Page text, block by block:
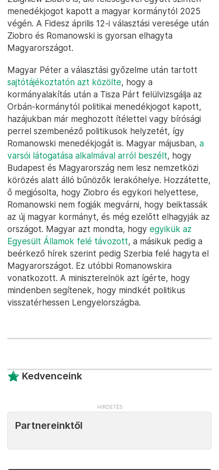
menedékjogot kapott a magyar kormánytól 2025
végén. A Fidesz április 12-i választási veresége után
Ziobro és Romanowski is gyorsan elhagyta
Magyarországot.
Magyar Péter a választási győzelme után tartott
sajtótájékoztatón azt közölte, hogy a
kormányalakítás után a Tisza Párt felülvizsgálja az
Orbán-kormánytól politikai menedékjogot kapott,
hazájukban már meghozott ítélettel vagy bírósági
perrel szembenéző politikusok helyzetét, így
Romanowski menedékjogát is. Magyar májusban, a
varsói látogatása alkalmával arról beszélt, hogy
Budapest és Magyarország nem lesz nemzetközi
körözés alatt álló bűnözők lerakóhelye. Hozzátette,
ő megjósolta, hogy Ziobro és egykori helyettese,
Romanowski nem fogják megvárni, hogy beiktassák
az új magyar kormányt, és még ezelőtt elhagyják az
országot. Magyar azt mondta, hogy egyikük az
Egyesült Államok felé távozott, a másikuk pedig a
beérkező hírek szerint pedig Szerbia felé hagyta el
Magyarországot. Ez utóbbi Romanowskira
vonatkozott. A miniszterelnök azt ígérte, hogy
mindenben segítenek, hogy mindkét politikus
visszatérhessen Lengyelországba.
Kedvenceink
Partnereinktől